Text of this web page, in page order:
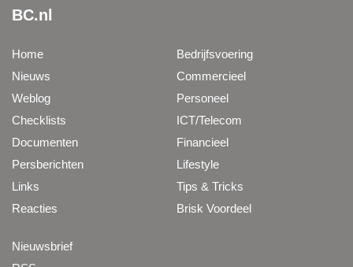
BC.nl
Home
Nieuws
Weblog
Checklists
Documenten
Persberichten
Links
Reacties
Bedrijfsvoering
Commercieel
Personeel
ICT/Telecom
Financieel
Lifestyle
Tips & Tricks
Brisk Voordeel
Nieuwsbrief